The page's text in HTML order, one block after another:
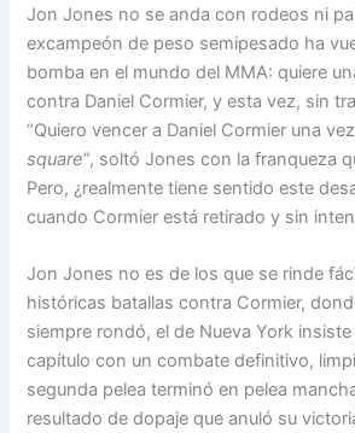
Jon Jones no se anda con rodeos ni
excampeón de peso semipesado ha
bomba en el mundo del MMA: quiere
contra Daniel Cormier, y esta vez, sin
“Quiero vencer a Daniel Cormier una
square”, soltó Jones con la franqueza
Pero, ¿realmente tiene sentido este
cuando Cormier está retirado y sin
Jon Jones no es de los que se rinde
históricas batallas contra Cormier,
siempre rondó, el de Nueva York insiste
capítulo con un combate definitivo,
segunda pelea terminó en pelea
resultado de dopaje que anuló su